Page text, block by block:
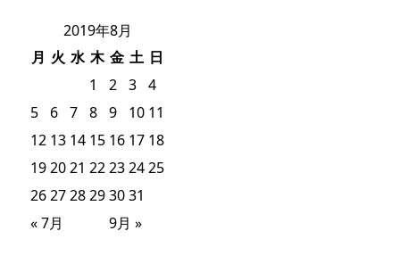
2019年8月
月 火 水 木 金 土 日
« 7月 9月 »
1 2 3 4
5
6 7 8 9 10 11
12 13 14 15 16 17 18
192021 22232425
262728293031